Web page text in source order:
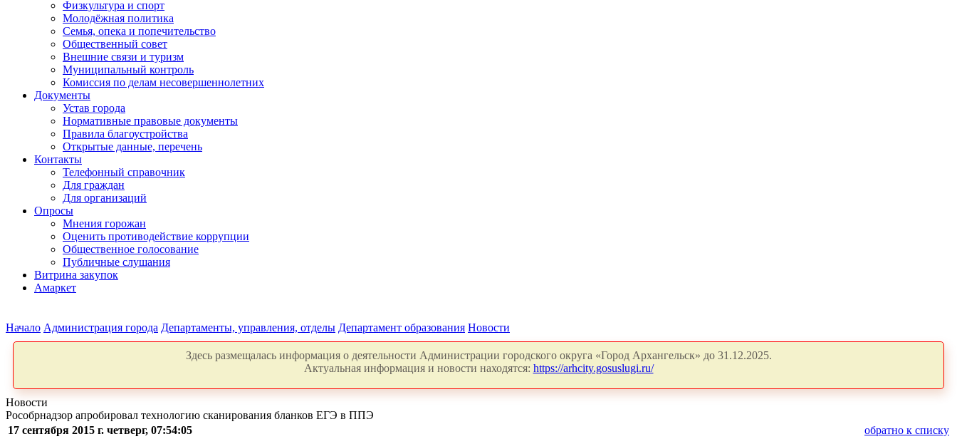
Физкультура и спорт
Молодёжная политика
Семья, опека и попечительство
Общественный совет
Внешние связи и туризм
Муниципальный контроль
Комиссия по делам несовершеннолетних
Документы
Устав города
Нормативные правовые документы
Правила благоустройства
Открытые данные, перечень
Контакты
Телефонный справочник
Для граждан
Для организаций
Опросы
Мнения горожан
Оценить противодействие коррупции
Общественное голосование
Публичные слушания
Витрина закупок
Амаркет
Начало Администрация города Департаменты, управления, отделы Департамент образования Новости
Здесь размещалась информация о деятельности Администрации городского округа «Город Архангельск» до 31.12.2025.
Актуальная информация и новости находятся: https://arhcity.gosuslugi.ru/
Новости
Рособрнадзор апробировал технологию сканирования бланков ЕГЭ в ППЭ
17 сентября 2015 г. четверг, 07:54:05
обратно к списку